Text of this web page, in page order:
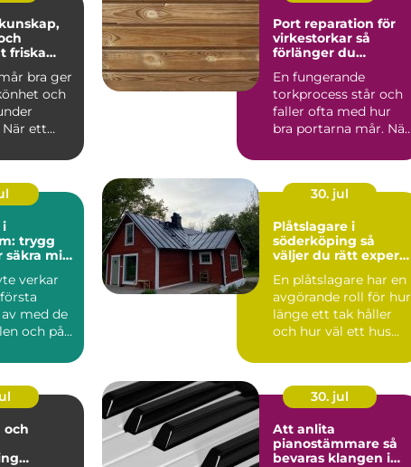
friska
bra ger
och
När ett
Port reparation för
virkestorkar så
förlänger du
En fungerande
torkprocess står och
faller ofta med hur
bra portarna mår. När
läcker...
i
trygg
säkra mil
verkar
med de
och på
30. jul
Plåtslagare i
söderköping så
väljer du rätt expert
En plåtslagare har en
avgörande roll för hur
länge ett tak håller
och hur väl ett hus
och
30. jul
Att anlita
pianostämmare så
bevaras klangen i